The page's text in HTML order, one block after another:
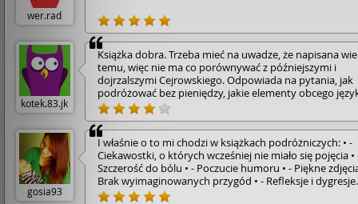
wer.rad
kotek.83.jk
Książka dobra. Trzeba mieć na uwadze, że napisana
temu, więc nie ma co porównywać z późniejszymi i
dojrzalszymi Cejrowskiego. Odpowiada na pytania, jak
podróżować bez pieniędzy, jakie elementy obcego
opanować przed podróżą i co z sobą zabrać.
podróżach no-inclusive i o tym, ile wnoszą w nasze
jak wiele można się dzięki nim naiczyć - o sobie, o
świecie.
gosia93
I właśnie o to mi chodzi w książkach podróżniczych: • -
Ciekawostki, o których wcześniej nie miało się pojęcia •
Szczerość do bólu • - Poczucie humoru • - Piękne
Brak wyimaginowanych przygód • - Refleksje i dygresje
autora • - Nutka ironii • I przede wszystkim w tekście